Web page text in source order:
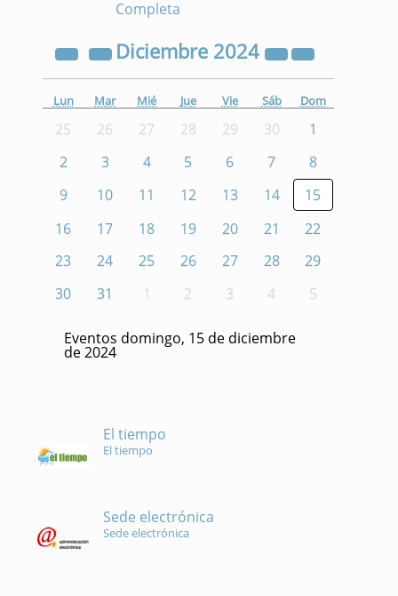
Completa
Diciembre 2024
Lun Mar Mié Jue Vie Sáb Dom
25 26 27 28 29 30
1
2
3 4 5 6 7
8
9
10 11 12 13 14
15
16
17 18 19 20 21
22
23
24 25 26 27 28
29
30
31 1 2 3 4 5
Eventos domingo, 15 de diciembre
de 2024
El tiempo
El tiempo
Sede electrónica
Sede electrónica